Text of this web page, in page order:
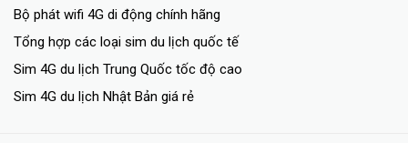
Bộ phát wifi 4G di động chính hãng
Tổng hợp các loại sim du lịch quốc tế
Sim 4G du lịch Trung Quốc tốc độ cao
Sim 4G du lịch Nhật Bản giá rẻ